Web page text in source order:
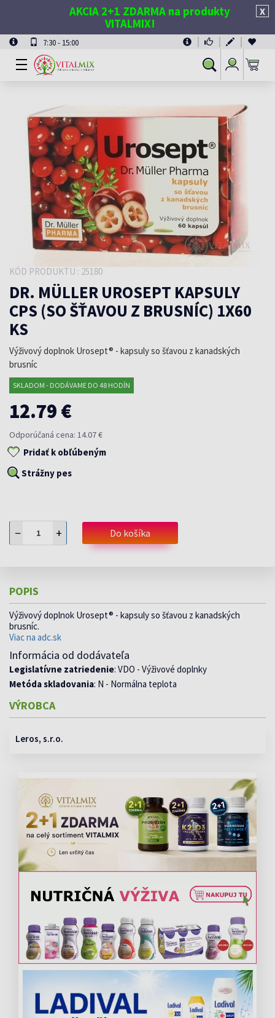
X
AKCIA 2+1 ZDARMA na produkty
VITALMIX!
7:30 - 15:00
Vyhľadávanie
Prihlásiť
sa
KÓD PRODUKTU : 25180
DR. MÜLLER UROSEPT KAPSULY
CPS (SO ŠŤAVOU Z BRUSNÍC) 1X60
KS
Výživový doplnok Urosept® - kapsuly so šťavou z kanadských
brusníc
SKLADOM - DODÁVAME DO 48 HODÍN
12.79 €
Odporúčaná cena: 14.07 €
Pridať k obľúbeným
Strážny pes
− + Do košíka
POPIS
Výživový doplnok Urosept® - kapsuly so šťavou z kanadských
brusníc.
Viac na adc.sk
Informácia od dodávateľa
Legislatívne zatriedenie: VDO - Výživové doplnky
Metóda skladovania: N - Normálna teplota
VÝROBCA
Leros, s.r.o.